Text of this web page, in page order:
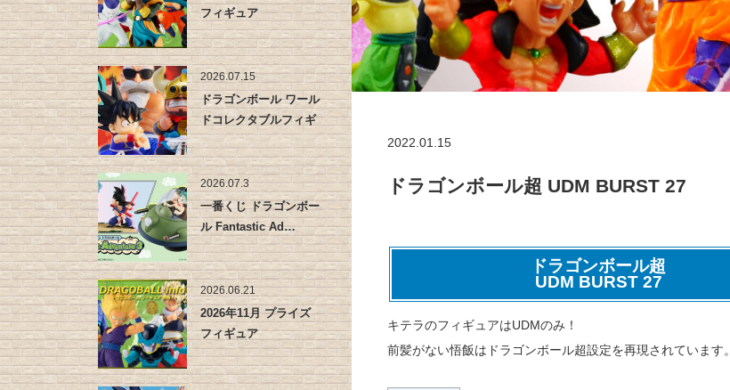
2022.01.15
ドラゴンボール超 UDM BURST 27
ドラゴンボール超
UDM BURST 27
キテラのフィギュアはUDMのみ！
前髪がない悟飯はドラゴンボール超設定を再現されています。
フィギュア
2026.07.15
ドラゴンボール ワール
ドコレクタブルフィギ
ュア -…
2026.07.3
一番くじ ドラゴンボー
ル Fantastic Ad…
2026.06.21
2026年11月 プライズ
フィギュア